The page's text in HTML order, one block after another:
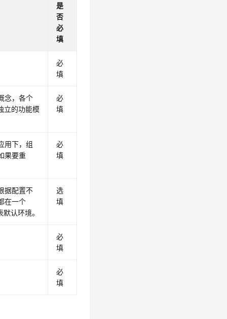
是
否
必
填
必
填
念，各个
立的功能模
必
填
用下，组
果要重
必
填
据配置不
在一个
认环境。
选
填
必
填
必
填